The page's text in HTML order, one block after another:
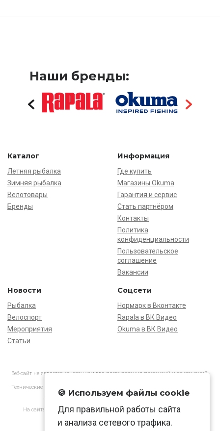
Наши бренды:
Каталог
Летняя рыбалка
Зимняя рыбалка
Велотовары
Бренды
Информация
Где купить
Магазины Okuma
Гарантия и сервис
Стать партнёром
Контакты
Политика
конфиденциальности
Пользовательское
соглашение
Вакансии
Новости
Рыбалка
Велоспорт
Мероприятия
Статьи
Соцсети
Нормарк в Вконтакте
Rapala в ВК Видео
Okuma в ВК Видео
Веб-сайт не является основанием для предъявления претензий и рекламаций,
Технические характеристики товаров могут отличаться от указанных на сайте.
АО «Нормарк» ИНН 7728172512 ОГРН 1037739603505
На сайте применяютсярекомендательные технологиив соответствии
🍪 Используем файлы cookie
Для правильной работы сайта
и анализа сетевого трафика.